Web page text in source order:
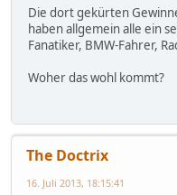
Die dort gekürten
haben allgemein alle ein
Fanatiker, BMW-Fahrer,
Woher das wohl kommt?
The Doctrix
16. Juli 2013, 18:15:41